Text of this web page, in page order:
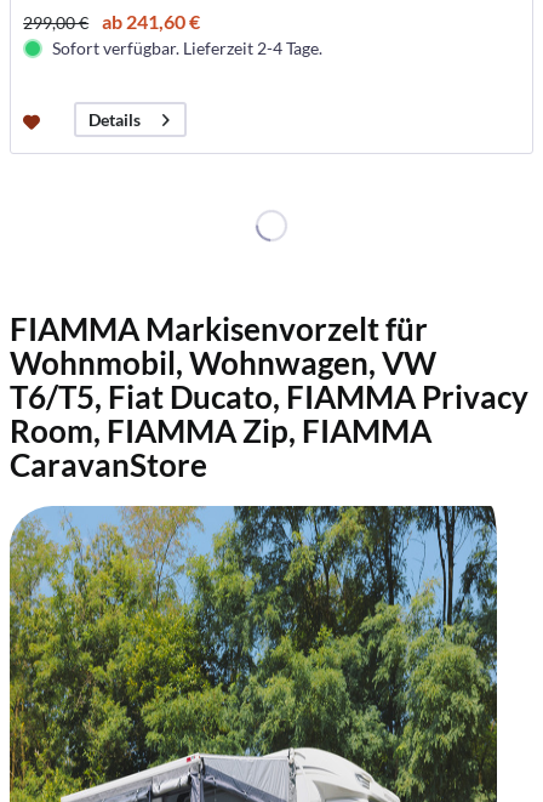
299,00 € ab 241,60 €
Sofort verfügbar. Lieferzeit 2-4 Tage.
Details
FIAMMA Markisenvorzelt für
Wohnmobil, Wohnwagen, VW
T6/T5, Fiat Ducato, FIAMMA Privacy
Room, FIAMMA Zip, FIAMMA
CaravanStore